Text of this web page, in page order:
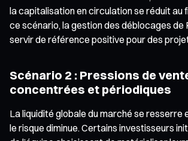
la capitalisation en circulation se réduit au
ce scénario, la gestion des déblocages de
servir de référence positive pour des
Scénario 2 : Pressions de
concentrées et périodiques
La liquidité globale du marché se resserre
le risque diminue. Certains investisseurs